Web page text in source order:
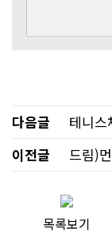
다음글
테니스
이전글
드림)
목록보기